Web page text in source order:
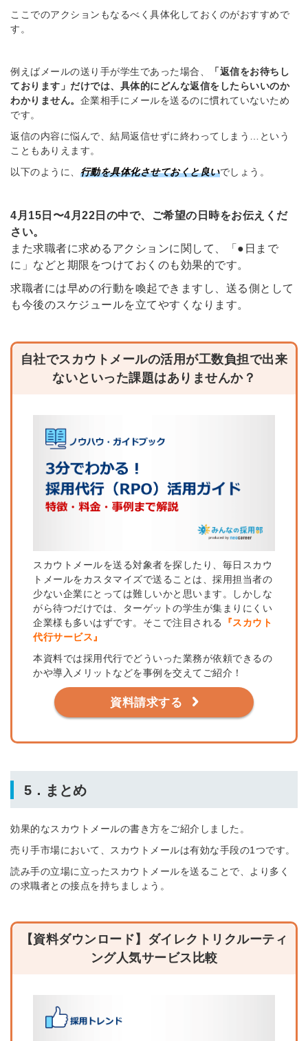
ここでのアクションもなるべく具体化しておくのがおすすめで
す。
例えばメールの送り手が学生であった場合、
「返信をお待ちし
ております」だけでは、具体的にどんな返信をしたらいいのか
わかりません。 企業相手にメールを送るのに慣れていないため
です。
返信の内容に悩んで、結局返信せずに終わってしまう…という
こともありえます。
以下のように、 行動を具体化させておくと良いでしょう。
4月15日〜4月22日の中で、ご希望の日時をお伝えくだ
さい。
また求職者に求めるアクションに関して、「●日まで
に」などと期限をつけておくのも効果的です。
求職者には早めの行動を喚起できますし、送る側として
も今後のスケジュールを立てやすくなります。
自社でスカウトメールの活用が工数負担で出来
ないといった課題はありませんか？
スカウトメールを送る対象者を探したり、毎日スカウ
トメールをカスタマイズで送ることは、採用担当者の
少ない企業にとっては難しいかと思います。しかしな
がら待つだけでは、ターゲットの学生が集まりにくい
企業様も多いはずです。そこで注目される
『スカウト
代行サービス』
本資料では採用代行でどういった業務が依頼できるの
かや導入メリットなどを事例を交えてご紹介！
資料請求する
5．まとめ
効果的なスカウトメールの書き方をご紹介しました。
売り手市場において、スカウトメールは有効な手段の1つです。
読み手の立場に立ったスカウトメールを送ることで、より多く
の求職者との接点を持ちましょう。
【資料ダウンロード】ダイレクトリクルーティ
ング人気サービス比較